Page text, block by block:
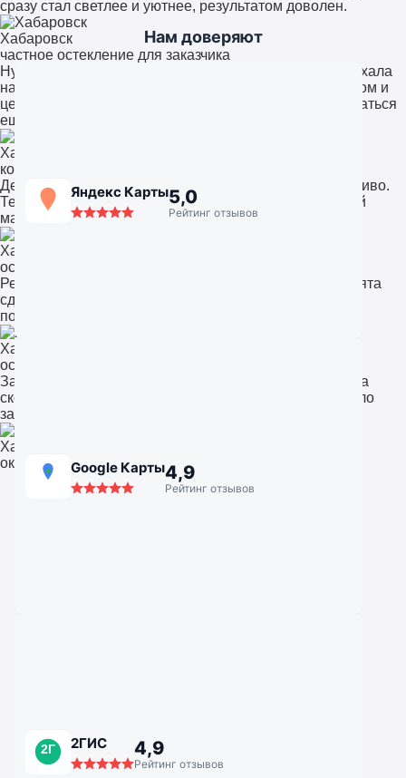
сразу стал светлее и уютнее, результатом доволен.
Хабаровск
частное остекление для заказчика
Нужно было остекление офиса. Команда быстро выехала
на замеры, предложили несколько решений. Качеством и
ценой остались довольны, обязательно будем обращаться
ещё.
Хабаровск
компания «СтройАльянс++»
Делал остекление лоджии. Всё чисто, аккуратно, красиво.
Теперь это полноценная комната, а не склад. Работой
мастеров доволен на 100%.
Хабаровск
остекление квартиры
Решили поставить панорамные окна в гостиную. Ребята
сделали всё очень профессионально, учли наши
пожелания. Теперь вид на сад просто потрясающий.
Хабаровск
остекление коттеджа в под Хабаровском
Заказывала замену окон в квартире. Приятно удивила
скорость и внимание к деталям. После установки стало
заметно теплее и тише. Отличная компания!
Хабаровск
окна для квартиры
Нам доверяют
Яндекс Карты5,0
Рейтинг отзывов
Google Карты4,9
Рейтинг отзывов
2Г 2ГИС 4,9
Рейтинг отзывов